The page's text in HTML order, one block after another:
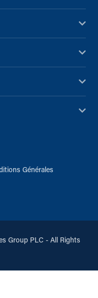
Générales
Group PLC - All Rights